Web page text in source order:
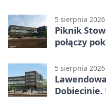
5 sierpnia 2026
Piknik
połączy
5 sierpnia 2026